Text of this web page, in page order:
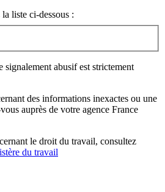
liste ci-dessous :
signalement abusif est strictement
des informations inexactes ou une
auprès de votre agence France
le droit du travail, consultez
du travail